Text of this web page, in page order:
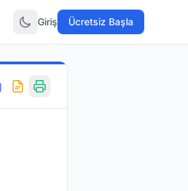
Giriş Ücretsiz Başla